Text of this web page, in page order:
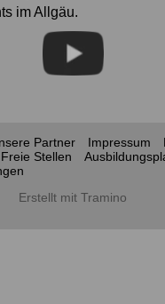
im Allgäu.
Partner Impressum
Freie Stellen
Erstellt mit Tramino